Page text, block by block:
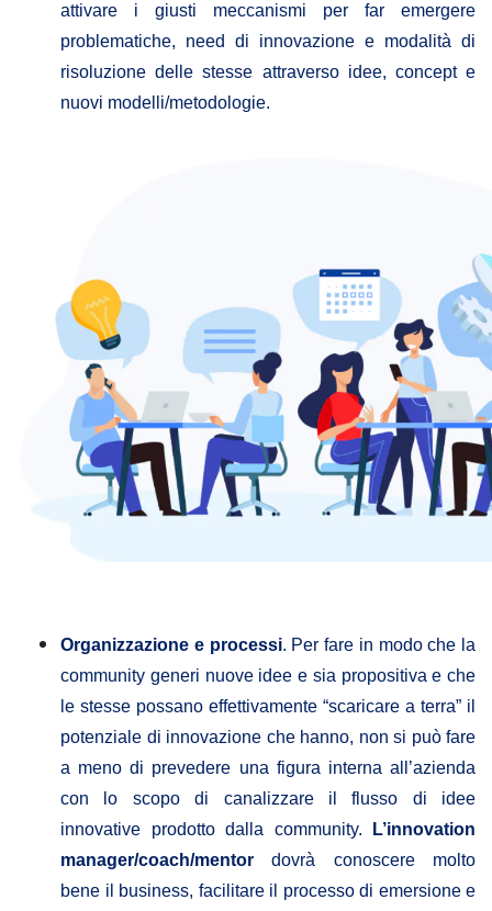
attivare i giusti meccanismi per far emergere
problematiche, need di innovazione e modalità di
risoluzione delle stesse attraverso idee, concept e
nuovi modelli/metodologie.
Organizzazione e processi. Per fare in modo che la
community generi nuove idee e sia propositiva e che
le stesse possano effettivamente “scaricare a terra” il
potenziale di innovazione che hanno, non si può fare
a meno di prevedere una figura interna all’azienda
con lo scopo di canalizzare il flusso di idee
innovative prodotto dalla community.
L’innovation
manager/coach/mentor dovrà conoscere molto
bene il business, facilitare il processo di emersione e